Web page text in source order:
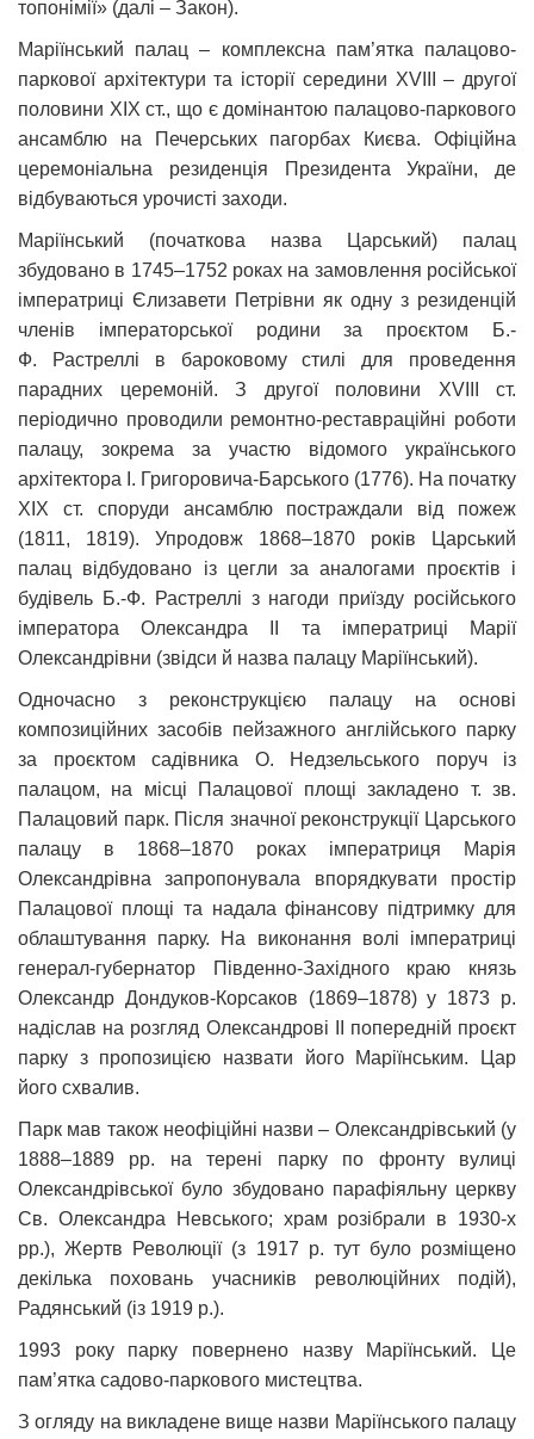
топонімії» (далі – Закон).
Маріїнський палац – комплексна пам’ятка палацово-
паркової архітектури та історії середини XVIII – другої
половини XIX ст., що є домінантою палацово-паркового
ансамблю на Печерських пагорбах Києва. Офіційна
церемоніальна резиденція Президента України, де
відбуваються урочисті заходи.
Маріїнський (початкова назва Царський) палац
збудовано в 1745–1752 роках на замовлення російської
імператриці Єлизавети Петрівни як одну з резиденцій
членів імператорської родини за проєктом Б.-
Ф. Растреллі в бароковому стилі для проведення
парадних церемоній. З другої половини XVIII ст.
періодично проводили ремонтно-реставраційні роботи
палацу, зокрема за участю відомого українського
архітектора І. Григоровича-Барського (1776). На початку
XIX ст. споруди ансамблю постраждали від пожеж
(1811, 1819). Упродовж 1868–1870 років Царський
палац відбудовано із цегли за аналогами проєктів і
будівель Б.-Ф. Растреллі з нагоди приїзду російського
імператора Олександра II та імператриці Марії
Олександрівни (звідси й назва палацу Маріїнський).
Одночасно з реконструкцією палацу на основі
композиційних засобів пейзажного англійського парку
за проєктом садівника О. Недзельського поруч із
палацом, на місці Палацової площі закладено т. зв.
Палацовий парк. Після значної реконструкції Царського
палацу в 1868–1870 роках імператриця Марія
Олександрівна запропонувала впорядкувати простір
Палацової площі та надала фінансову підтримку для
облаштування парку. На виконання волі імператриці
генерал-губернатор Південно-Західного краю князь
Олександр Дондуков-Корсаков (1869–1878) у 1873 р.
надіслав на розгляд Олександрові II попередній проєкт
парку з пропозицією назвати його Маріїнським. Цар
його схвалив.
Парк мав також неофіційні назви – Олександрівський (у
1888–1889 рр. на терені парку по фронту вулиці
Олександрівської було збудовано парафіяльну церкву
Св. Олександра Невського; храм розібрали в 1930-х
рр.), Жертв Революції (з 1917 р. тут було розміщено
декілька поховань учасників революційних подій),
Радянський (із 1919 р.).
1993 року парку повернено назву Маріїнський. Це
пам’ятка садово-паркового мистецтва.
З огляду на викладене вище назви Маріїнського палацу